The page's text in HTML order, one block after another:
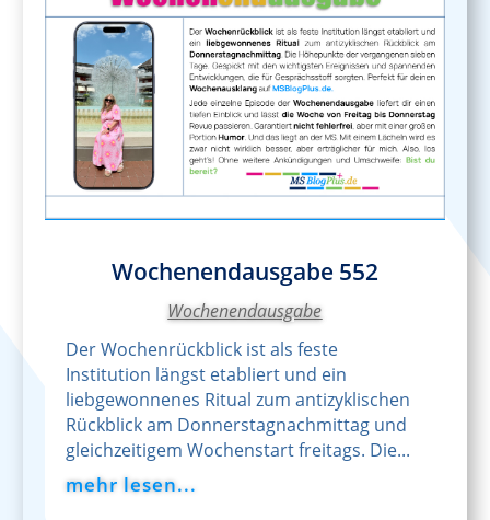
Wochenendausgabe 552
Wochenendausgabe
Der Wochenrückblick ist als feste
Institution längst etabliert und ein
liebgewonnenes Ritual zum antizyklischen
Rückblick am Donnerstagnachmittag und
gleichzeitigem Wochenstart freitags. Die...
mehr lesen...